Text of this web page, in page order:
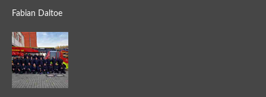
Fabian Daltoe